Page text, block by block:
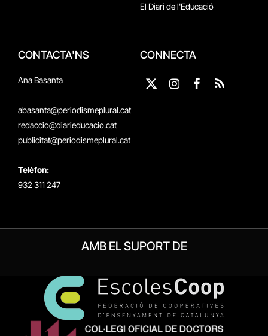
El Diari de l'Educació
CONTACTA'NS
Ana Basanta
abasanta@periodismeplural.cat
redaccio@diarieducacio.cat
publicitat@periodismeplural.cat
Telèfon:
932 311 247
CONNECTA
X
Instagram
Facebook
RSS
AMB EL SUPORT DE